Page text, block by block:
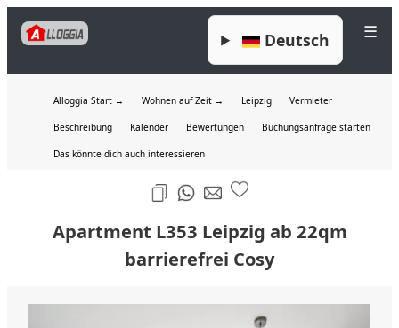
☰
Deutsch
Alloggia Start → Wohnen auf Zeit → Leipzig Vermieter
Beschreibung Kalender Bewertungen Buchungsanfrage starten
Das könnte dich auch interessieren
Apartment L353 Leipzig ab 22qm
barrierefrei Cosy